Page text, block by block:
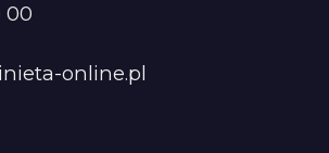
00
online.pl